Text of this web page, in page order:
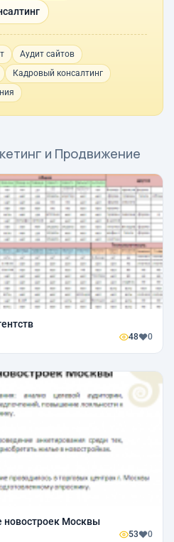
Аудит сайтов
Кадровый консалтинг
и Продвижение
48 0
новостроек Москвы
53 0